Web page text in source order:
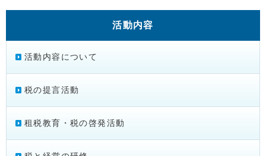
活動内容
活動内容について
税の提言活動
租税教育・税の啓発活動